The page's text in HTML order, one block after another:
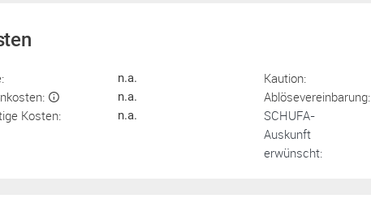
n.a.
n.a.
Kosten: n.a.
Kaution:
Ablösevereinbarung:
SCHUFA-
Auskunft
erwünscht: